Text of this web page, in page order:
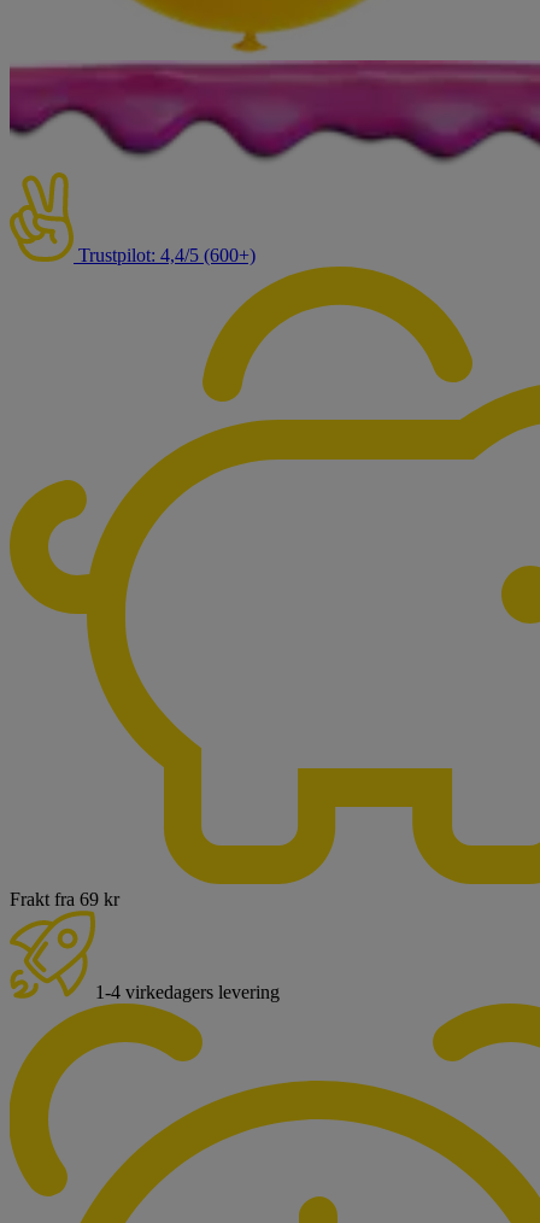
Trustpilot: 4,4/5 (600+)
Frakt fra 69 kr
1-4 virkedagers levering